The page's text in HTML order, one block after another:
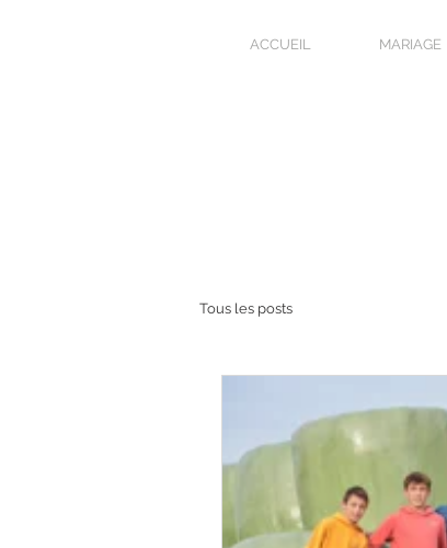
ACCUEIL MARIAGE
Tous les posts